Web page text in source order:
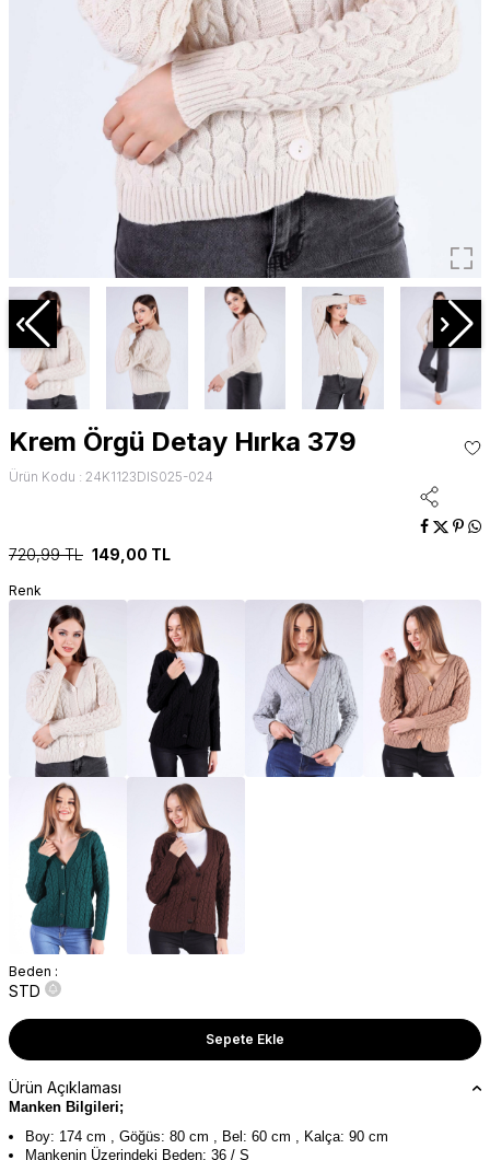
Krem Örgü Detay Hırka 379
Ürün Kodu : 24K1123DIS025-024
720,99TL 149,00 TL
Renk
Beden :
STD
Sepete Ekle
Ürün Açıklaması
Manken Bilgileri;
Boy: 174 cm , Göğüs: 80 cm , Bel: 60 cm , Kalça: 90 cm
Mankenin Üzerindeki Beden: 36 / S